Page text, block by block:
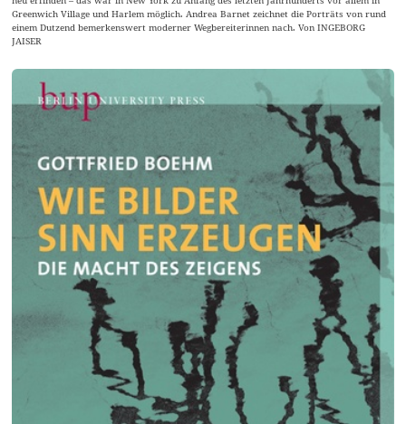
Greenwich Village und Harlem möglich. Andrea Barnet zeichnet die Porträts von rund
einem Dutzend bemerkenswert moderner Wegbereiterinnen nach. Von INGEBORG
JAISER